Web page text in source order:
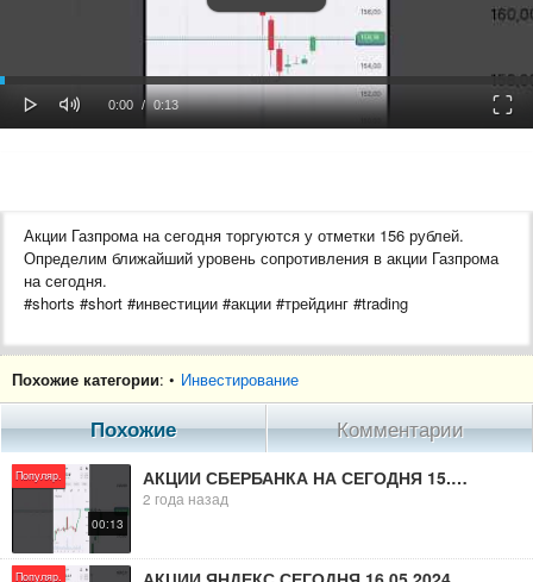
Current
0:00 / Duration
0:13
Акции Газпрома на сегодня торгуются у отметки 156 рублей.
Определим ближайший уровень сопротивления в акции Газпрома
на сегодня.
#shorts #short #инвестиции #акции #трейдинг #trading
Вся информация в канале - это личное мнение автора и не
является рекомендацией к действию.
Похожие категории: • Инвестирование
Похожие Комментарии
Популяр.
00:13
АКЦИИ СБЕРБАНКА НА СЕГОДНЯ 15.05.2024???? #shorts #short #инвестиции #акции #трейдинг #trading
2 года назад
Популяр.